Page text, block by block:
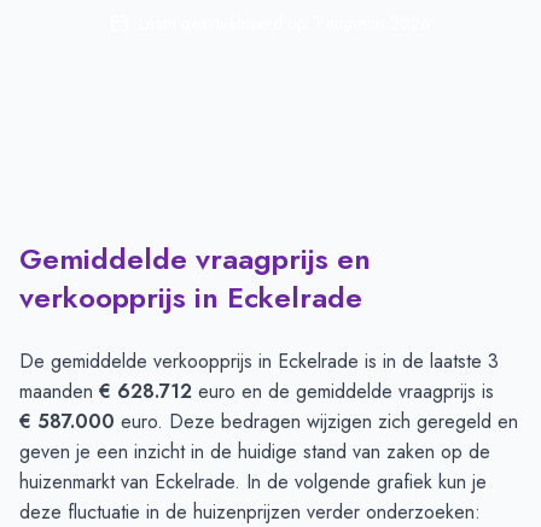
Gemiddelde vraagprijs en
verkoopprijs in Eckelrade
De gemiddelde verkoopprijs in Eckelrade is in de laatste 3
maanden € 628.712 euro en de gemiddelde vraagprijs is
€ 587.000 euro. Deze bedragen wijzigen zich geregeld en
geven je een inzicht in de huidige stand van zaken op de
huizenmarkt van Eckelrade. In de volgende grafiek kun je
deze fluctuatie in de huizenprijzen verder onderzoeken: